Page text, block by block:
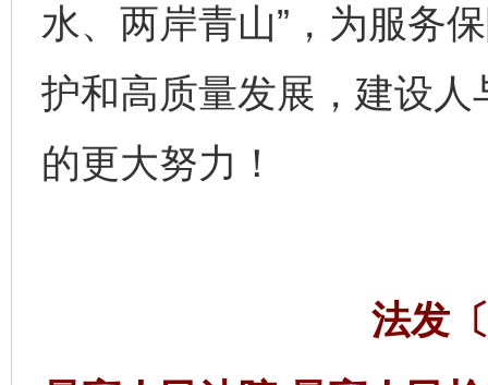
水、两岸青山”，为服务
护和高质量发展，建设
的更大努力！
法发